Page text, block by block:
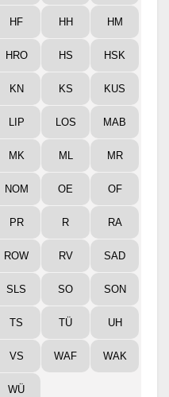
HF HH HM
HRO HS HSK
KN KS KUS
LIP LOS MAB
MK ML MR
NOM OE OF
PR R RA
ROW RV SAD
SLS SO SON
TS TÜ UH
VS WAF WAK
WÜ